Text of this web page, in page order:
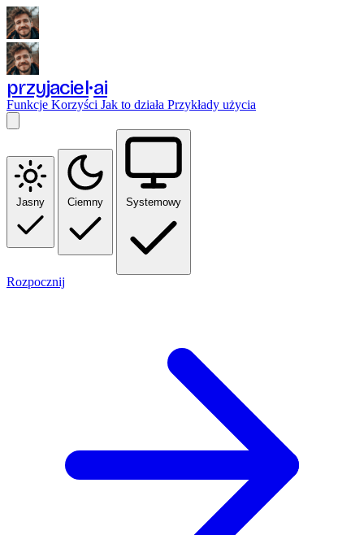
przyjaciel ai
Funkcje Korzyści Jak to działa Przykłady użycia
Jasny Ciemny Systemowy
Rozpocznij